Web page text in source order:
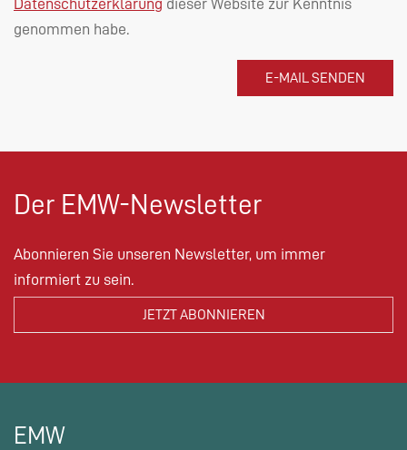
Datenschutzerklärung dieser Website zur Kenntnis
genommen habe.
Der EMW-Newsletter
Abonnieren Sie unseren Newsletter, um immer
informiert zu sein.
EMW